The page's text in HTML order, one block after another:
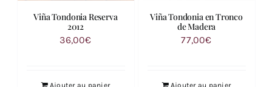
Viña Tondonia Reserva
2012
36,00€
Ajouter au panier
Viña Tondonia en Tronco
de Madera
77,00€
Ajouter au panier